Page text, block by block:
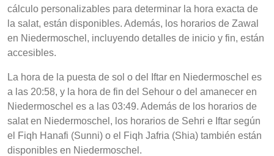
cálculo personalizables para determinar la hora exacta de
la salat, están disponibles. Además, los horarios de Zawal
en Niedermoschel, incluyendo detalles de inicio y fin, están
accesibles.
La hora de la puesta de sol o del Iftar en Niedermoschel es
a las 20:58, y la hora de fin del Sehour o del amanecer en
Niedermoschel es a las 03:49. Además de los horarios de
salat en Niedermoschel, los horarios de Sehri e Iftar según
el Fiqh Hanafi (Sunni) o el Fiqh Jafria (Shia) también están
disponibles en Niedermoschel.